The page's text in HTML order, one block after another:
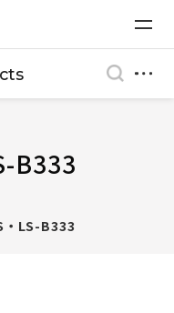
B333
LS-B333